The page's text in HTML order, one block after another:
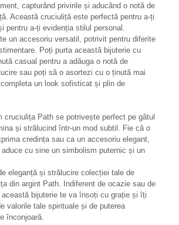
capturând privirile și aducând o notă de
Această cruciuliță este perfectă pentru a-ți
pentru a-ți evidenția stilul personal.
un accesoriu versatil, potrivit pentru diferite
Poți purta această bijuterie cu
casual pentru a adăuga o notă de
sau poți să o asortezi cu o ținută mai
un look sofisticat și plin de
cruciulița Path se potrivește perfect pe gâtul
și strălucind într-un mod subtil. Fie că o
credința sau ca un accesoriu elegant,
cu sine un simbolism puternic și un
eleganță și strălucire colecției tale de
din argint Path. Indiferent de ocazie sau de
bijuterie te va însoți cu grație și îți
valorile tale spirituale și de puterea
înconjoară.